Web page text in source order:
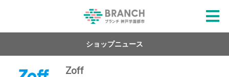
ショップニュース
Zoff